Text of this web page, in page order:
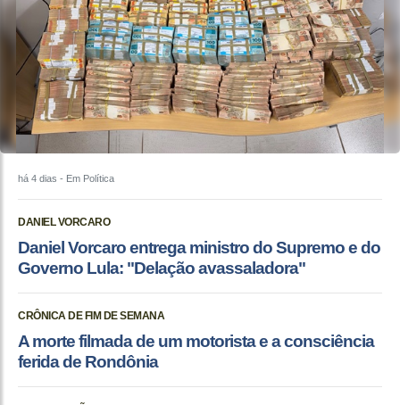
há 4 dias - Em Política
DANIEL VORCARO
Daniel Vorcaro entrega ministro do Supremo e do
Governo Lula: "Delação avassaladora"
CRÔNICA DE FIM DE SEMANA
A morte filmada de um motorista e a consciência
ferida de Rondônia